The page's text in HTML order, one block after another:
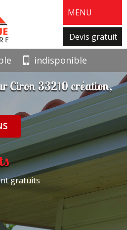
MENU
Devis gratuit
indisponible
Ciron 33210 création,
gratuits